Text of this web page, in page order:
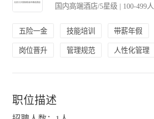
国内高端酒店/5星级 | 100-499人
五险一金 技能培训 带薪年假
岗位晋升 管理规范 人性化管理
职位描述